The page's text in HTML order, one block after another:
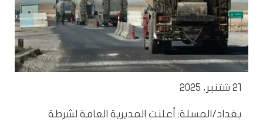
21 شتنبر، 2025
بغداد/المسلة: أعلنت المديرية العامة لشرطة